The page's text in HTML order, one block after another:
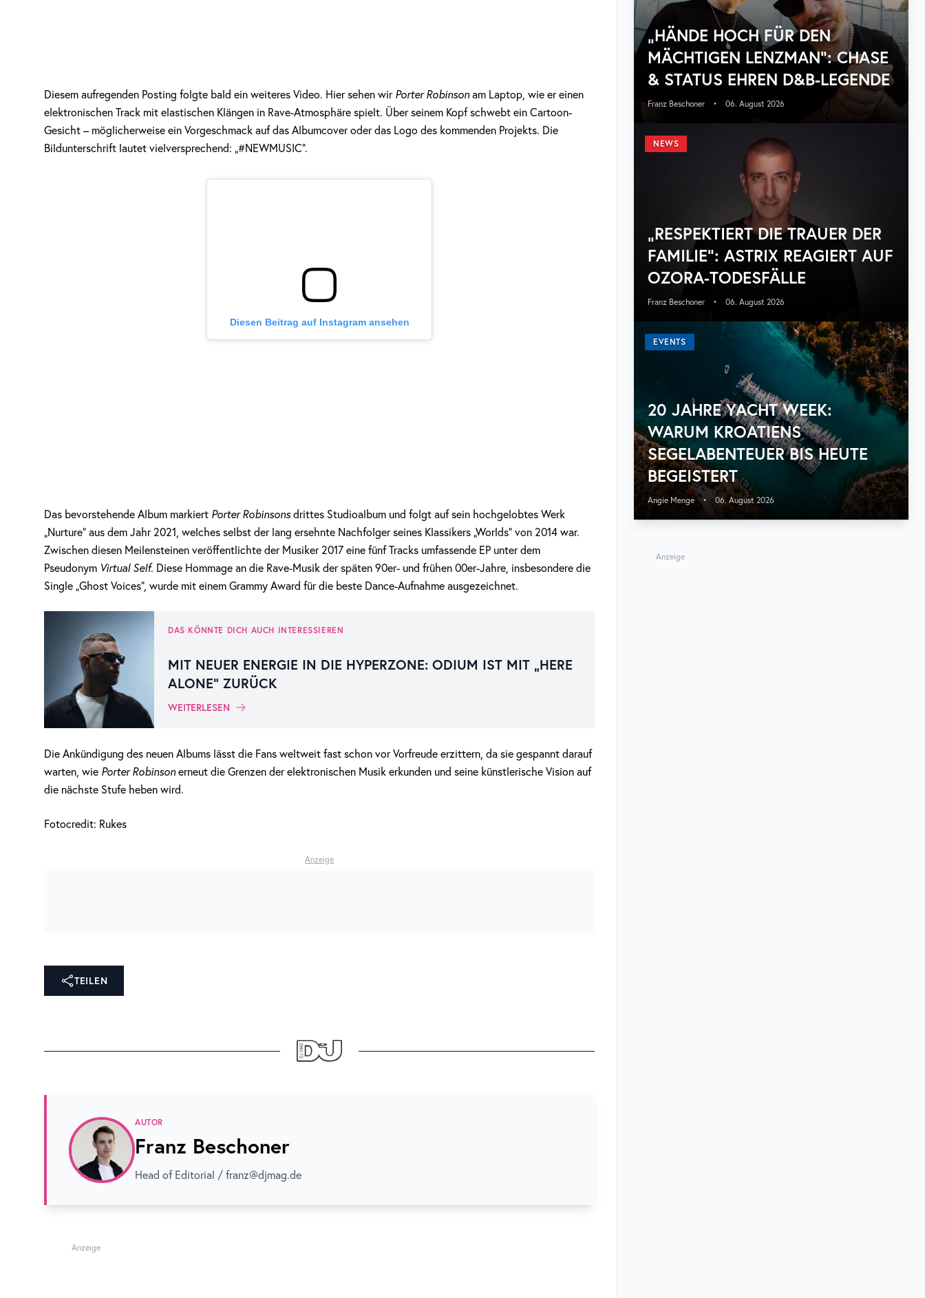
Diesem aufregenden Posting folgte bald ein weiteres Video. Hier sehen wir Porter Robinsonam Laptop, wie er einen
elektronischen Track mit elastischen Klängen in Rave-Atmosphäre spielt. Über seinem Kopf schwebt ein Cartoon-
Gesicht – möglicherweise ein Vorgeschmack auf das Albumcover oder das Logo des kommenden Projekts. Die
Bildunterschrift lautet vielversprechend: „#NEWMUSIC“.
Diesen Beitrag auf Instagram ansehen
Das bevorstehende Album markiert Porter Robinsonsdrittes Studioalbum und folgt auf sein hochgelobtes Werk
„Nurture“ aus dem Jahr 2021, welches selbst der lang ersehnte Nachfolger seines Klassikers „Worlds“ von 2014 war.
Zwischen diesen Meilensteinen veröffentlichte der Musiker 2017 eine fünf Tracks umfassende EP unter dem
Pseudonym Virtual Self. Diese Hommage an die Rave-Musik der späten 90er- und frühen 00er-Jahre, insbesondere die
Single „Ghost Voices“, wurde mit einem Grammy Award für die beste Dance-Aufnahme ausgezeichnet.
DAS KÖNNTE DICH AUCH INTERESSIEREN
MIT NEUER ENERGIE IN DIE HYPERZONE: ODIUM IST MIT „HERE
ALONE“ ZURÜCK
WEITERLESEN
Die Ankündigung des neuen Albums lässt die Fans weltweit fast schon vor Vorfreude erzittern, da sie gespannt darauf
warten, wie Porter Robinsonerneut die Grenzen der elektronischen Musik erkunden und seine künstlerische Vision auf
die nächste Stufe heben wird.
Fotocredit: Rukes
Anzeige
TEILEN
AUTOR
Franz Beschoner
Head of Editorial / franz@djmag.de
Anzeige
„HÄNDE HOCH FÜR DEN
MÄCHTIGEN LENZMAN“: CHASE
& STATUS EHREN D&B-LEGENDE
Franz Beschoner • 06. August 2026
NEWS
„RESPEKTIERT DIE TRAUER DER
FAMILIE“: ASTRIX REAGIERT AUF
OZORA-TODESFÄLLE
Franz Beschoner • 06. August 2026
EVENTS
20 JAHRE YACHT WEEK:
WARUM KROATIENS
SEGELABENTEUER BIS HEUTE
BEGEISTERT
Angie Menge • 06. August 2026
Anzeige